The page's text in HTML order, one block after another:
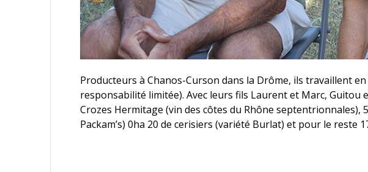
Producteurs à Chanos-Curson dans la Drôme, ils travaillent
responsabilité limitée). Avec leurs fils Laurent et Marc, Guitou
Crozes Hermitage (vin des côtes du Rhône septentrionnales),
Packam’s) 0ha 20 de cerisiers (variété Burlat) et pour le reste